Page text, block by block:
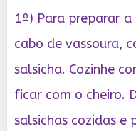
1º) Para preparar
cabo de vassoura,
salsicha. Cozinhe
ficar com o cheiro.
salsichas cozidas e